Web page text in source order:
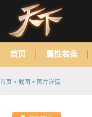
首页 属性装备
首页 > 截图 > 图片详情